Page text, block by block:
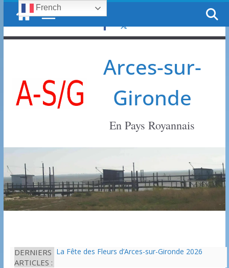
Passer
contenu
jeudi, 6 août, 2026
Arces-sur-
Gironde
En Pays Royannais
DERNIERS
ARTICLES :
La Fête des Fleurs d’Arces-sur-Gironde 2026
French